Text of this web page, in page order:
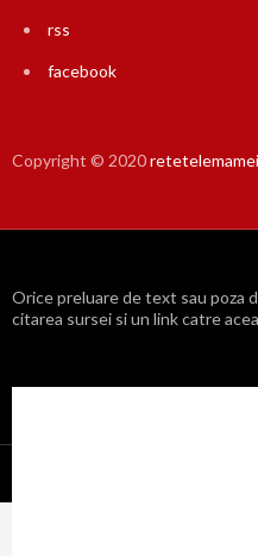
rss
facebook
Copyright © 2020
Orice preluare de text sau poza
citarea sursei si un link catre